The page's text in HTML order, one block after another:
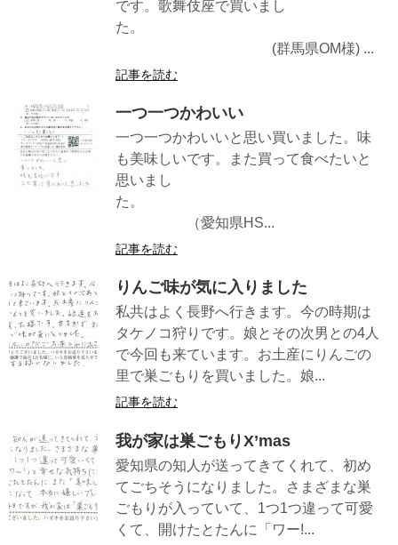
です。歌舞伎座で買いまし
た。
(群馬県OM様) ...
記事を読む
一つ一つかわいい
一つ一つかわいいと思い買いました。味
も美味しいです。また買って食べたいと
思いまし
た。
（愛知県HS...
記事を読む
りんご味が気に入りました
私共はよく長野へ行きます。今の時期は
タケノコ狩りです。娘とその次男との4人
で今回も来ています。お土産にりんごの
里で巣ごもりを買いました。娘...
記事を読む
我が家は巣ごもりX’mas
愛知県の知人が送ってきてくれて、初め
てごちそうになりました。さまざまな巣
ごもりが入っていて、1つ1つ違って可愛
くて、開けたとたんに「ワー!...